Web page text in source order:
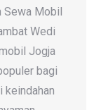
Sewa Mobil
Wedi
Jogja
bagi
keindahan